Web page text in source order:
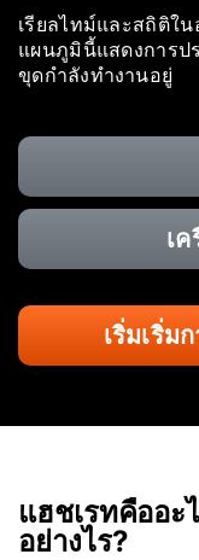
เรียลไทม์และสถิติใ
แผนภูมินี้แสดงการป
ขุดกำลังทำงานอยู่
เ
เริ่มเริ่ม
แฮชเรทคืออะ
อย่างไร?